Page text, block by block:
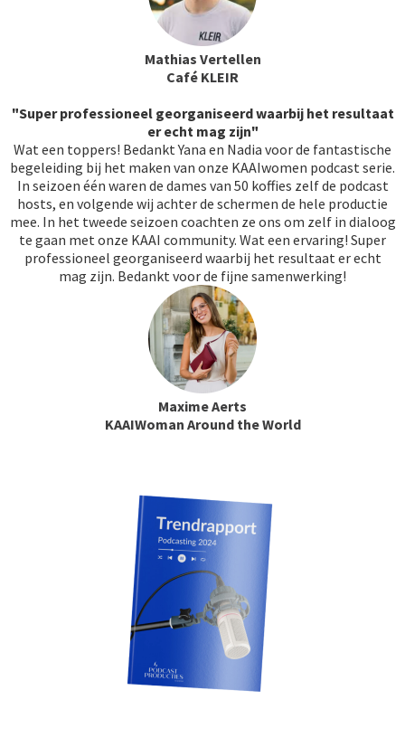
Mathias Vertellen
Café KLEIR
"Super professioneel georganiseerd waarbij het resultaat
er echt mag zijn"
Wat een toppers! Bedankt Yana en Nadia voor de fantastische
begeleiding bij het maken van onze KAAIwomen podcast serie.
In seizoen één waren de dames van 50 koffies zelf de podcast
hosts, en volgende wij achter de schermen de hele productie
mee. In het tweede seizoen coachten ze ons om zelf in dialoog
te gaan met onze KAAI community. Wat een ervaring! Super
professioneel georganiseerd waarbij het resultaat er echt
mag zijn. Bedankt voor de fijne samenwerking!
Maxime Aerts
KAAIWoman Around the World